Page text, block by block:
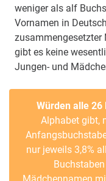
weniger als alf
Vornamen in
zusammengesetzter
gibt es keine
Jungen- und
Würden alle 26
Alphabet gibt,
nur jeweils 3,8%